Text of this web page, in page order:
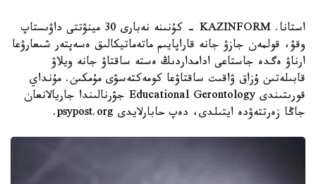
استانا. KAZINFORM - كۇنىنە نەبارى 30 مينۋتتى داۋىستاپ
وقۋ، قولمەن جازۋ جانە قاراپايىم ماتەماتيكالىق ەسەپتەر شىعارۋعا
ارناۋ ەگدە جاستاعى ادامداردىڭ ەستە ساقتاۋ جانە ويلاۋ
قابىلەتىن ۇزاق ۋاقىت ساقتاۋعا كومەكتەسۋى مۇمكىن. مۇنداي
قورىتىندى Educational Gerontology جۋرنالىندا جاريالانعان
جاڭا زەرتتەۋدە ايتىلدى، دەپ حابارلايدى psypost.org.